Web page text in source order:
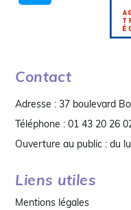
Contact
Adresse : 37 boulevard
Téléphone : 01 43 20 26
Ouverture au public : du
Liens utiles
Mentions légales